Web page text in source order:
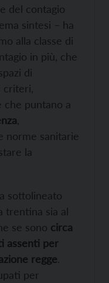
del contagio
sintesi – ha
alla classe di
in più, che
di
puntano a
norme sanitarie
la
sottolineato
trentina sia al
se sono circa
assenti per
regge.
per